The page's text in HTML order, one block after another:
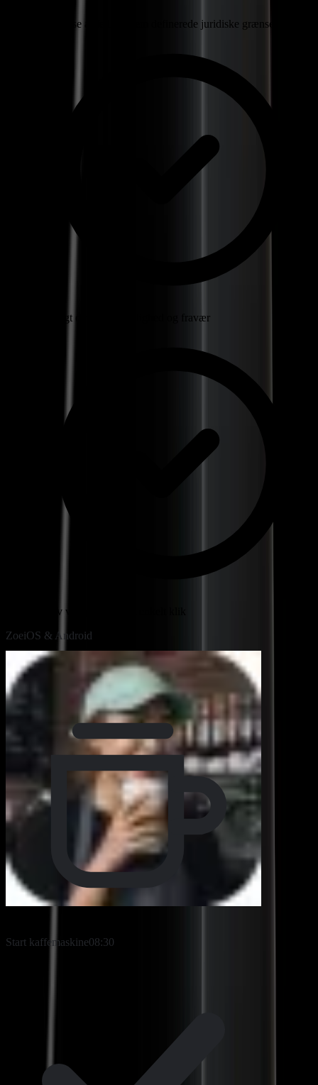
Undgåelse af fejl gennem definerede juridiske grænser
Oversigt over tilgængelighed og fravær
Udgiv vagtplan med et enkelt klik
ZoeiOS & Android
Dine opgaver
Start kaffemaskine08:30